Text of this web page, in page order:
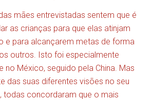
mães entrevistadas sentem que é
as crianças para que elas atinjam
e para alcançarem metas de forma
outros. Isto foi especialmente
no México, seguido pela China. Mas
das suas diferentes visões no seu
todas concordaram que o mais